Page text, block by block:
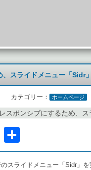
、スライドメニュー「Sidr
カテゴリー： ホームページ
レスポンシブにするため、スラ
Facebook
有
スライドメニュー「Sidr」を